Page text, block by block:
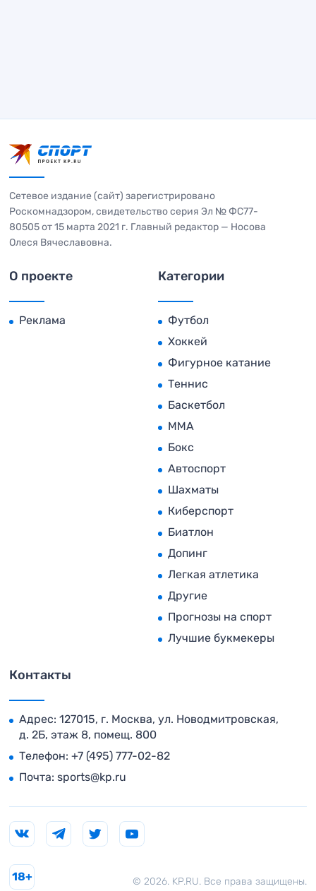
Сетевое издание (сайт) зарегистрировано
Роскомнадзором, свидетельство серия Эл № ФС77-
80505 от 15 марта 2021 г. Главный редактор — Носова
Олеся Вячеславовна.
О проекте
Реклама
Категории
Футбол
Хоккей
Фигурное катание
Теннис
Баскетбол
MMA
Бокс
Автоспорт
Шахматы
Киберспорт
Биатлон
Допинг
Легкая атлетика
Другие
Прогнозы на спорт
Лучшие букмекеры
Контакты
Адрес: 127015, г. Москва, ул. Новодмитровская,
д. 2Б, этаж 8, помещ. 800
Телефон: +7 (495) 777-02-82
Почта: sports@kp.ru
© 2026. KP.RU. Все права защищены.
18+